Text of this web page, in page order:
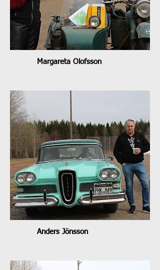
Margareta Olofsson
Anders Jönsson